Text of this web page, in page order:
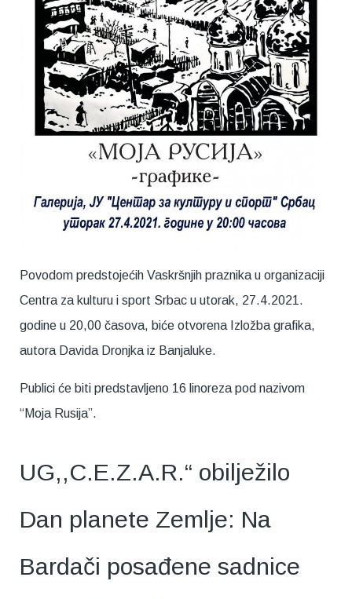
Povodom predstojećih Vaskršnjih praznika u organizaciji
Centra za kulturu i sport Srbac u utorak, 27.4.2021.
godine u 20,00 časova, biće otvorena Izložba grafika,
autora Davida Dronjka iz Banjaluke.
Publici će biti predstavljeno 16 linoreza pod nazivom
“Moja Rusija”.
UG,,C.E.Z.A.R.“ obilježilo
Dan planete Zemlje: Na
Bardači posađene sadnice